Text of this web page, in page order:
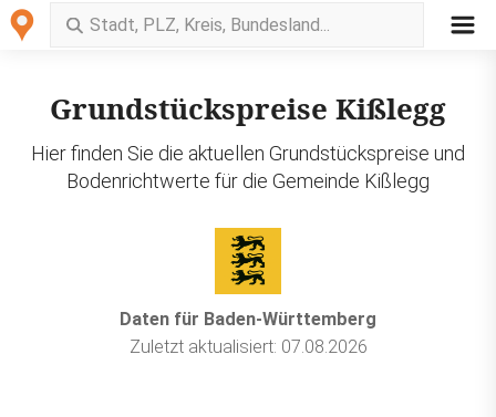
Grundstückspreise Kißlegg
Hier finden Sie die aktuellen Grundstückspreise und
Bodenrichtwerte für die Gemeinde Kißlegg
Daten für Baden-Württemberg
Zuletzt aktualisiert: 07.08.2026